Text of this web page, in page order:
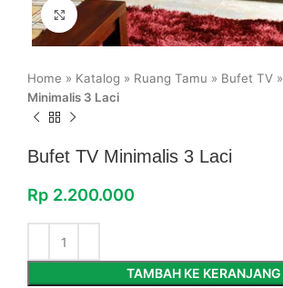
Click to enlarge
Home » Katalog » Ruang Tamu » Bufet TV »
Minimalis 3 Laci
Bufet TV Minimalis 3 Laci
Rp 2.200.000
TAMBAH KE KERANJANG